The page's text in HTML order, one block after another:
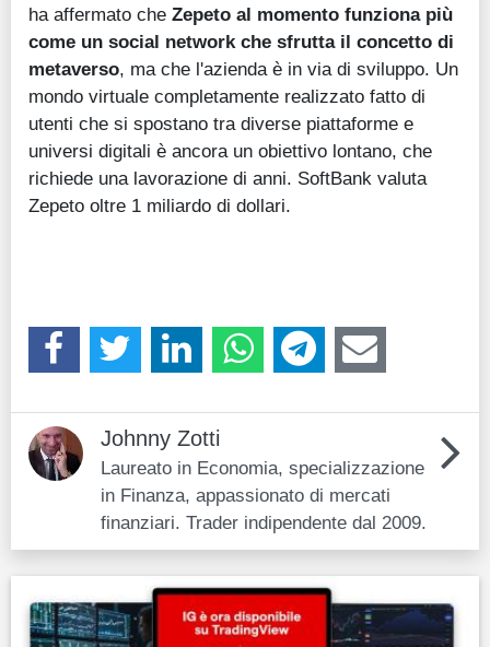
ha affermato che Zepeto al momento funziona più
come un social network che sfrutta il concetto di
metaverso, ma che l'azienda è in via di sviluppo. Un
mondo virtuale completamente realizzato fatto di
utenti che si spostano tra diverse piattaforme e
universi digitali è ancora un obiettivo lontano, che
richiede una lavorazione di anni. SoftBank valuta
Zepeto oltre 1 miliardo di dollari.
Johnny Zotti
Laureato in Economia, specializzazione
in Finanza, appassionato di mercati
finanziari. Trader indipendente dal 2009.